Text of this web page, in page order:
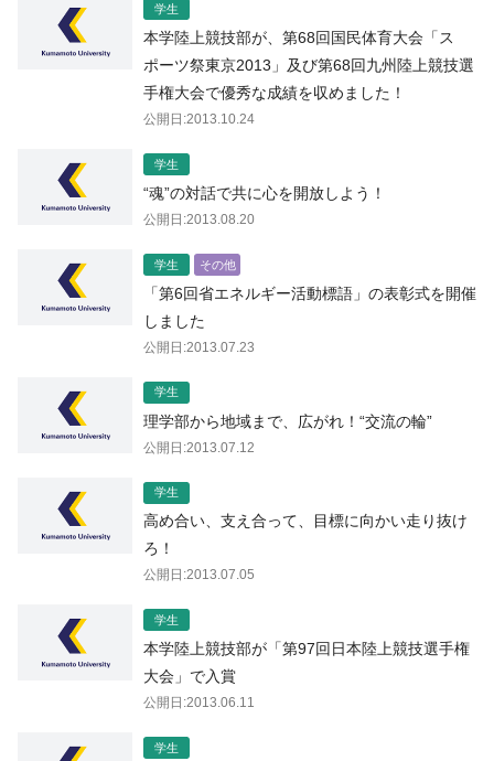
学生
本学陸上競技部が、第68回国民体育大会「ス
ポーツ祭東京2013」及び第68回九州陸上競技選
手権大会で優秀な成績を収めました！
公開日:2013.10.24
学生
“魂”の対話で共に心を開放しよう！
公開日:2013.08.20
学生 その他
「第6回省エネルギー活動標語」の表彰式を開催
しました
公開日:2013.07.23
学生
理学部から地域まで、広がれ！“交流の輪”
公開日:2013.07.12
学生
高め合い、支え合って、目標に向かい走り抜け
ろ！
公開日:2013.07.05
学生
本学陸上競技部が「第97回日本陸上競技選手権
大会」で入賞
公開日:2013.06.11
学生